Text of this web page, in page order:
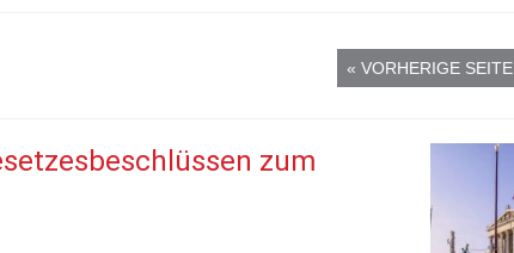
« VORHERIGE SEITE
zum